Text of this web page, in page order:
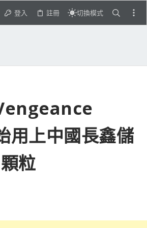
登入 註冊 切換模式
用上中國長鑫儲
粒